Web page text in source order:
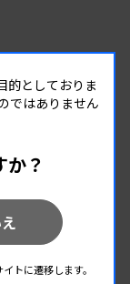
的としておりま
ではありません
？
トに遷移します。